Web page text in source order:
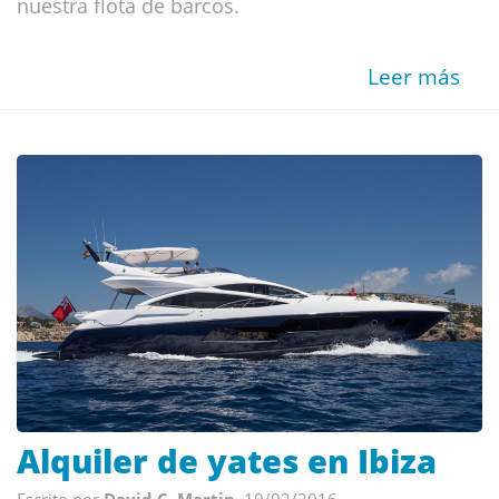
nuestra flota de barcos.
Leer más
Alquiler de yates en Ibiza